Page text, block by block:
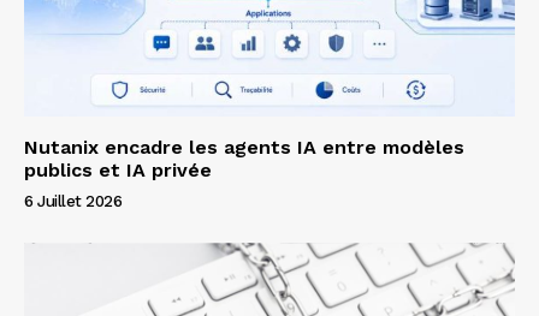
Nutanix encadre les agents IA entre modèles
publics et IA privée
6 Juillet 2026